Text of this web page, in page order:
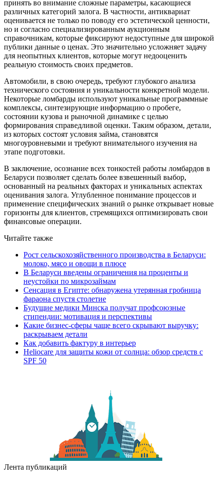
принять во внимание сложные параметры, касающиеся
различных категорий залога. В частности, антиквариат
оценивается не только по поводу его эстетической ценности,
но и согласно специализированным аукционным
справочникам, которые фиксируют недоступные для широкой
публики данные о ценах. Это значительно усложняет задачу
для неопытных клиентов, которые могут недооценить
реальную стоимость своих предметов.
Автомобили, в свою очередь, требуют глубокого анализа
технического состояния и уникальности конкретной модели.
Некоторые ломбарды используют уникальные программные
комплексы, синтезирующие информацию о пробеге,
состоянии кузова и рыночной динамике с целью
формирования справедливой оценки. Таким образом, детали,
из которых состоят условия займа, становятся
многоуровневыми и требуют внимательного изучения на
этапе подготовки.
В заключение, осознание всех тонкостей работы ломбардов в
Беларуси позволяет сделать более взвешенный выбор,
основанный на реальных факторах и уникальных аспектах
оценивания залога. Углубленное понимание процессов и
применение специфических знаний о рынке открывает новые
горизонты для клиентов, стремящихся оптимизировать свои
финансовые операции.
Читайте также
Рост сельскохозяйственного производства в Беларуси:
молоко, мясо и овощи в плюсе
В Беларуси введены ограничения на проценты и
неустойки по микрозаймам
Сенсация в Египте: обнаружена утерянная гробница
фараона спустя столетие
Будущие медики Минска получат профсоюзные
стипендии: мотивация и перспективы
Какие бизнес-сферы чаще всего скрывают выручку:
раскрываем детали
Как добавить фактуру в интерьер
Heliocare для защиты кожи от солнца: обзор средств с
SPF 50
Лента публикаций